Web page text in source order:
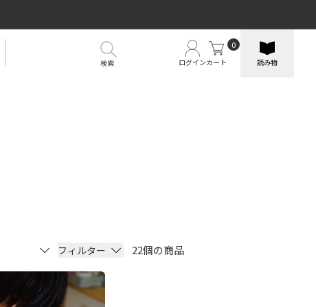
ログインカート
0
読み物
検索
フィルター 22個の商品